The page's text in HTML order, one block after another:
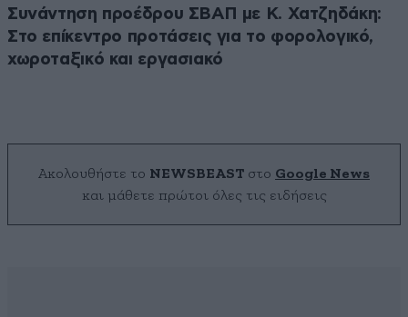
Συνάντηση προέδρου ΣΒΑΠ με Κ. Χατζηδάκη:
Στο επίκεντρο προτάσεις για το φορολογικό,
χωροταξικό και εργασιακό
Ακολουθήστε το NEWSBEAST στο Google News
και μάθετε πρώτοι όλες τις ειδήσεις